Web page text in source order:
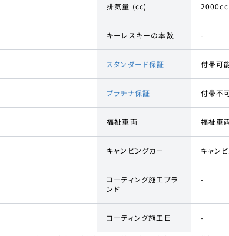
排気量 (cc) 2000cc
キーレスキーの本数 -
スタンダード保証 付帯可
プラチナ保証 付帯不
福祉車両 福祉車
キャンピングカー キャン
コーティング施工ブラ
ンド
-
コーティング施工日 -